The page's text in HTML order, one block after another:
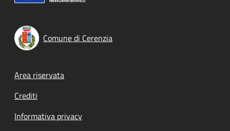
Comune di Cerenzia
Footer menu
Area riservata
Crediti
Informativa privacy